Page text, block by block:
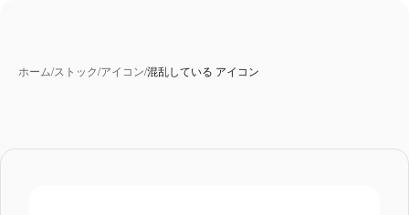
ホーム/ストック/アイコン/混乱している アイコン